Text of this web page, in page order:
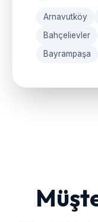
Arnavutköy
Bahçelievler
Bayrampaşa